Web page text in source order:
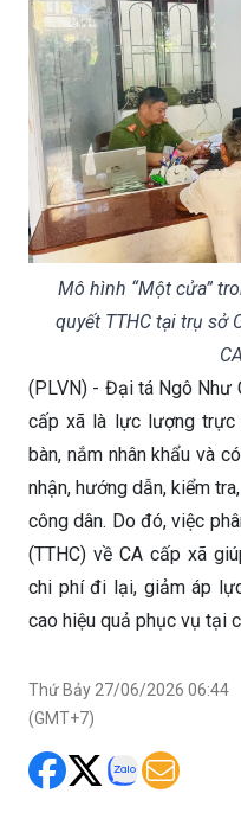
Mô hình “Một cửa”
quyết TTHC tại trụ sở
(PLVN) - Đại tá Ngô Như
cấp xã là lực lượng trực
bàn, nắm nhân khẩu và
nhận, hướng dẫn, kiểm
công dân. Do đó, việc
(TTHC) về CA cấp xã
chi phí đi lại, giảm áp
cao hiệu quả phục vụ tại
Thứ Bảy 27/06/2026 06:44
(GMT+7)